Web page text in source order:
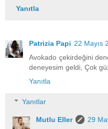
Yanıtla
Patrizia Papi 22 Mayıs
Avokado çekirdeğini
deneyesim geldi, Çok
Yanıtla
Yanıtlar
Mutlu Eller
29